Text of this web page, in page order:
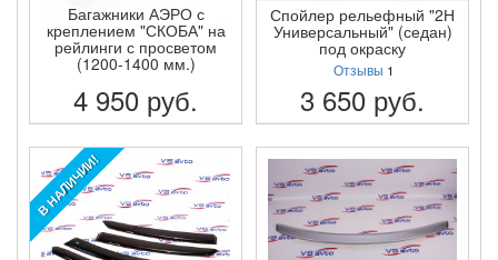
Багажники АЭРО с
креплением "СКОБА" на
рейлинги с просветом
(1200-1400 мм.)
4 950 руб.
ПОДРОБНЕЕ
Спойлер рельефный "2Н
Универсальный" (седан)
под окраску
Отзывы 1
3 650 руб.
ПОДРОБНЕЕ
В НАЛИЧИИ!